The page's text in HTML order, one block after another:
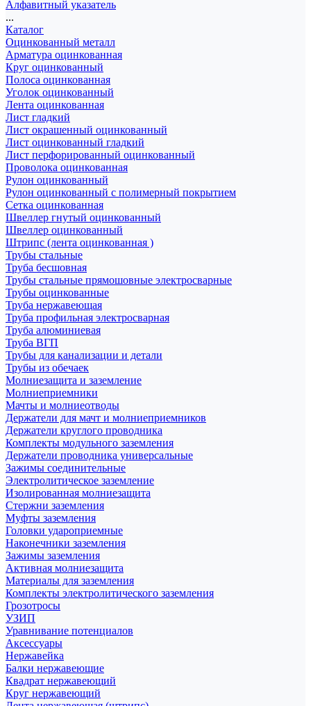
Алфавитный указатель
...
Каталог
Оцинкованный металл
Арматура оцинкованная
Круг оцинкованный
Полоса оцинкованная
Уголок оцинкованный
Лента оцинкованная
Лист гладкий
Лист окрашенный оцинкованный
Лист оцинкованный гладкий
Лист перфорированный оцинкованный
Проволока оцинкованная
Рулон оцинкованный
Рулон оцинкованный с полимерный покрытием
Сетка оцинкованная
Швеллер гнутый оцинкованный
Швеллер оцинкованный
Штрипс (лента оцинкованная )
Трубы стальные
Труба бесшовная
Трубы стальные прямошовные электросварные
Трубы оцинкованные
Труба нержавеющая
Труба профильная электросварная
Труба алюминиевая
Труба ВГП
Трубы для канализации и детали
Трубы из обечаек
Молниезащита и заземление
Молниеприемники
Мачты и молниеотводы
Держатели для мачт и молниеприемников
Держатели круглого проводника
Комплекты модульного заземления
Держатели проводника универсальные
Зажимы соединительные
Электролитическое заземление
Изолированная молниезащита
Стержни заземления
Муфты заземления
Головки удароприемные
Наконечники заземления
Зажимы заземления
Активная молниезащита
Материалы для заземления
Комплекты электролитического заземления
Грозотросы
УЗИП
Уравнивание потенциалов
Аксессуары
Нержавейка
Балки нержавеющие
Квадрат нержавеющий
Круг нержавеющий